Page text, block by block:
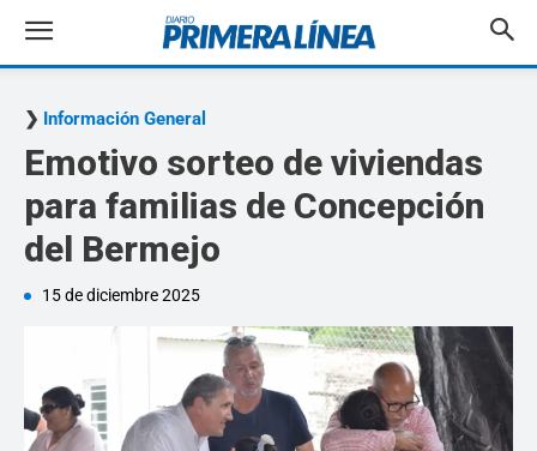
Información General
Emotivo sorteo de viviendas
para familias de Concepción
del Bermejo
15 de diciembre 2025